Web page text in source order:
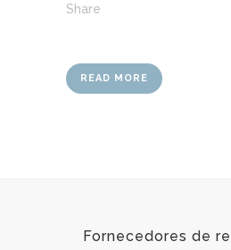
Share
READ MORE
Fornecedores de